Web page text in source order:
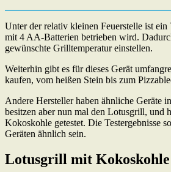
Unter der relativ kleinen Feuerstelle ist ein
mit 4 AA-Batterien betrieben wird.
gewünschte Grilltemperatur einstellen.
Weiterhin gibt es für dieses Gerät
kaufen, vom heißen Stein bis zum
Andere Hersteller haben ähnliche Geräte
besitzen aber nun mal den Lotusgrill, und
Kokoskohle getestet. Die Testergebnisse
Geräten ähnlich sein.
Lotusgrill mit Kokoskohle